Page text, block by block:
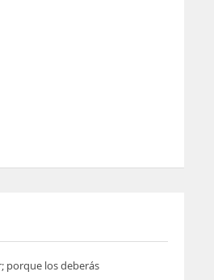
porque los deberás